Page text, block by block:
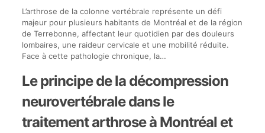
L’arthrose de la colonne vertébrale représente un défi
majeur pour plusieurs habitants de Montréal et de la région
de Terrebonne, affectant leur quotidien par des douleurs
lombaires, une raideur cervicale et une mobilité réduite.
Face à cette pathologie chronique, la…
Le principe de la décompression
neurovertébrale dans le
traitement arthrose à Montréal et